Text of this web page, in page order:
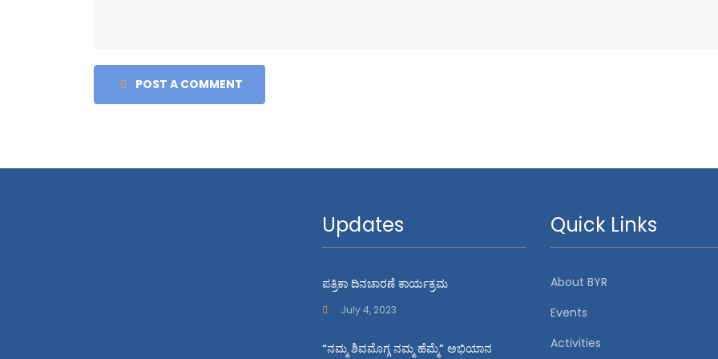
POST A COMMENT
Updates
ಪತ್ರಿಕಾ ದಿನಚಾರಣೆ ಕಾರ್ಯಕ್ರಮ
July 4, 2023
“ನಮ್ಮ ಶಿವಮೊಗ್ಗ ನಮ್ಮ ಹೆಮ್ಮೆ” ಅಭಿಯಾನ
Quick Links
About BYR
Events
Activities